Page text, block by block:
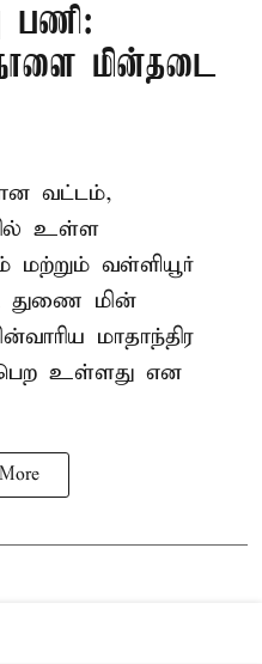
பணி:
நாளை மின்தடை
வட்டம்,
உள்ள
மற்றும் வள்ளியூர்
துணை மின்
மாதாந்திர
உள்ளது என